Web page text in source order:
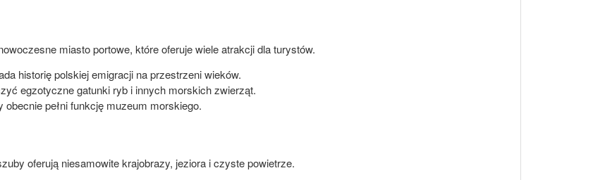
miasto portowe, które oferuje wiele atrakcji dla turystów.
historię polskiej emigracji na przestrzeni wieków.
egzotyczne gatunki ryb i innych morskich zwierząt.
pełni funkcję muzeum morskiego.
oferują niesamowite krajobrazy, jeziora i czyste powietrze.